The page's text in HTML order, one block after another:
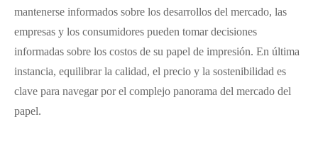
mantenerse informados sobre los desarrollos del mercado, las
empresas y los consumidores pueden tomar decisiones
informadas sobre los costos de su papel de impresión. En última
instancia, equilibrar la calidad, el precio y la sostenibilidad es
clave para navegar por el complejo panorama del mercado del
papel.